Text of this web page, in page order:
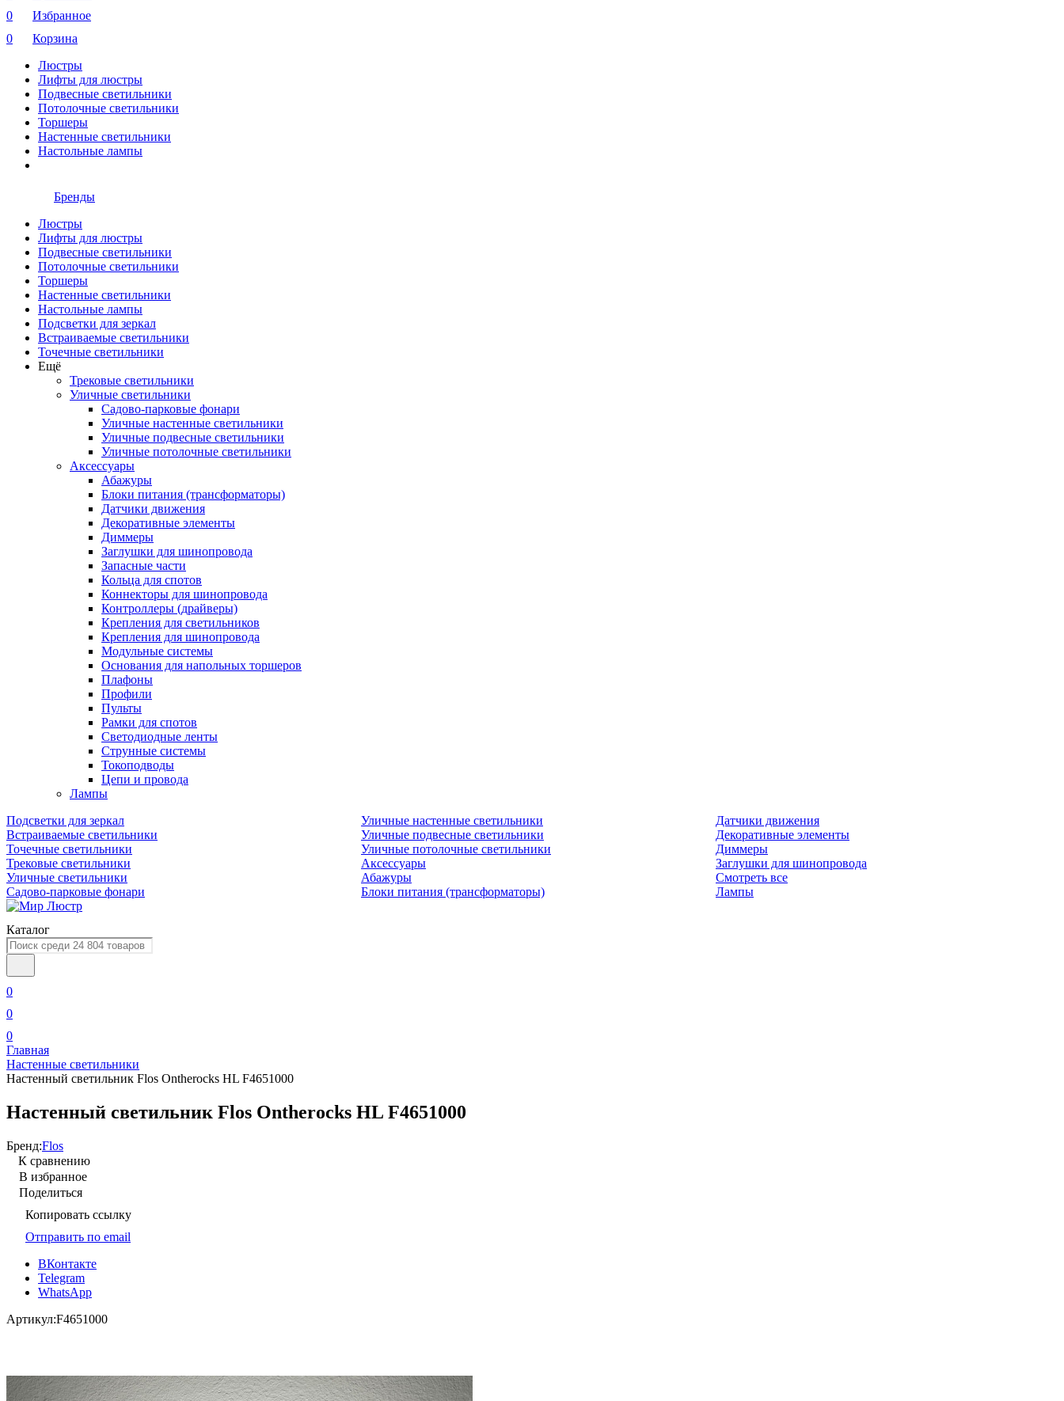
0
Избранное
0
Корзина
Люстры
Лифты для люстры
Подвесные светильники
Потолочные светильники
Торшеры
Настенные светильники
Настольные лампы
Бренды
Люстры
Лифты для люстры
Подвесные светильники
Потолочные светильники
Торшеры
Настенные светильники
Настольные лампы
Подсветки для зеркал
Встраиваемые светильники
Точечные светильники
Ещё
Трековые светильники
Уличные светильники
Садово-парковые фонари
Уличные настенные светильники
Уличные подвесные светильники
Уличные потолочные светильники
Аксессуары
Абажуры
Блоки питания (трансформаторы)
Датчики движения
Декоративные элементы
Диммеры
Заглушки для шинопровода
Запасные части
Кольца для спотов
Коннекторы для шинопровода
Контроллеры (драйверы)
Крепления для светильников
Крепления для шинопровода
Модульные системы
Основания для напольных торшеров
Плафоны
Профили
Пульты
Рамки для спотов
Светодиодные ленты
Струнные системы
Токоподводы
Цепи и провода
Лампы
Подсветки для зеркал
Встраиваемые светильники
Точечные светильники
Трековые светильники
Уличные светильники
Садово-парковые фонари
Уличные настенные светильники
Уличные подвесные светильники
Уличные потолочные светильники
Аксессуары
Абажуры
Блоки питания (трансформаторы)
Датчики движения
Декоративные элементы
Диммеры
Заглушки для шинопровода
Смотреть все
Лампы
Каталог
0
0
0
Главная
Настенные светильники
Настенный светильник Flos Ontherocks HL F4651000
Настенный светильник Flos Ontherocks HL F4651000
Бренд:Flos
К сравнению
В избранное
Поделиться
Копировать ссылку
Отправить по email
ВКонтакте
Telegram
WhatsApp
Артикул:F4651000